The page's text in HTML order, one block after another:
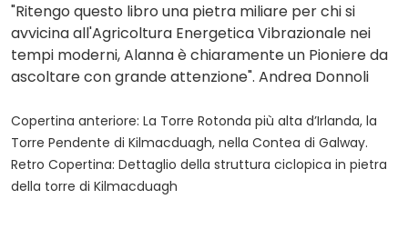
"Ritengo questo libro una pietra miliare per chi si
avvicina all'Agricoltura Energetica Vibrazionale nei
tempi moderni, Alanna è chiaramente un Pioniere da
ascoltare con grande attenzione". Andrea Donnoli
Copertina anteriore: La Torre Rotonda più alta d’Irlanda, la
Torre Pendente di Kilmacduagh, nella Contea di Galway.
Retro Copertina: Dettaglio della struttura ciclopica in pietra
della torre di Kilmacduagh